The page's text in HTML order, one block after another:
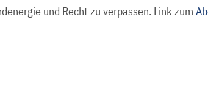
und Recht zu verpassen. Link zum